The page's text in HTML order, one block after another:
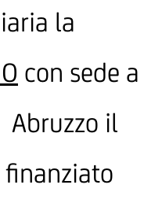
la
con sede a
Abruzzo il